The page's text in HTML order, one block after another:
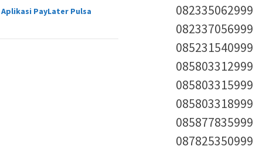
Aplikasi PayLater Pulsa
082335062999
082337056999
085231540999
085803312999
085803315999
085803318999
085877835999
087825350999